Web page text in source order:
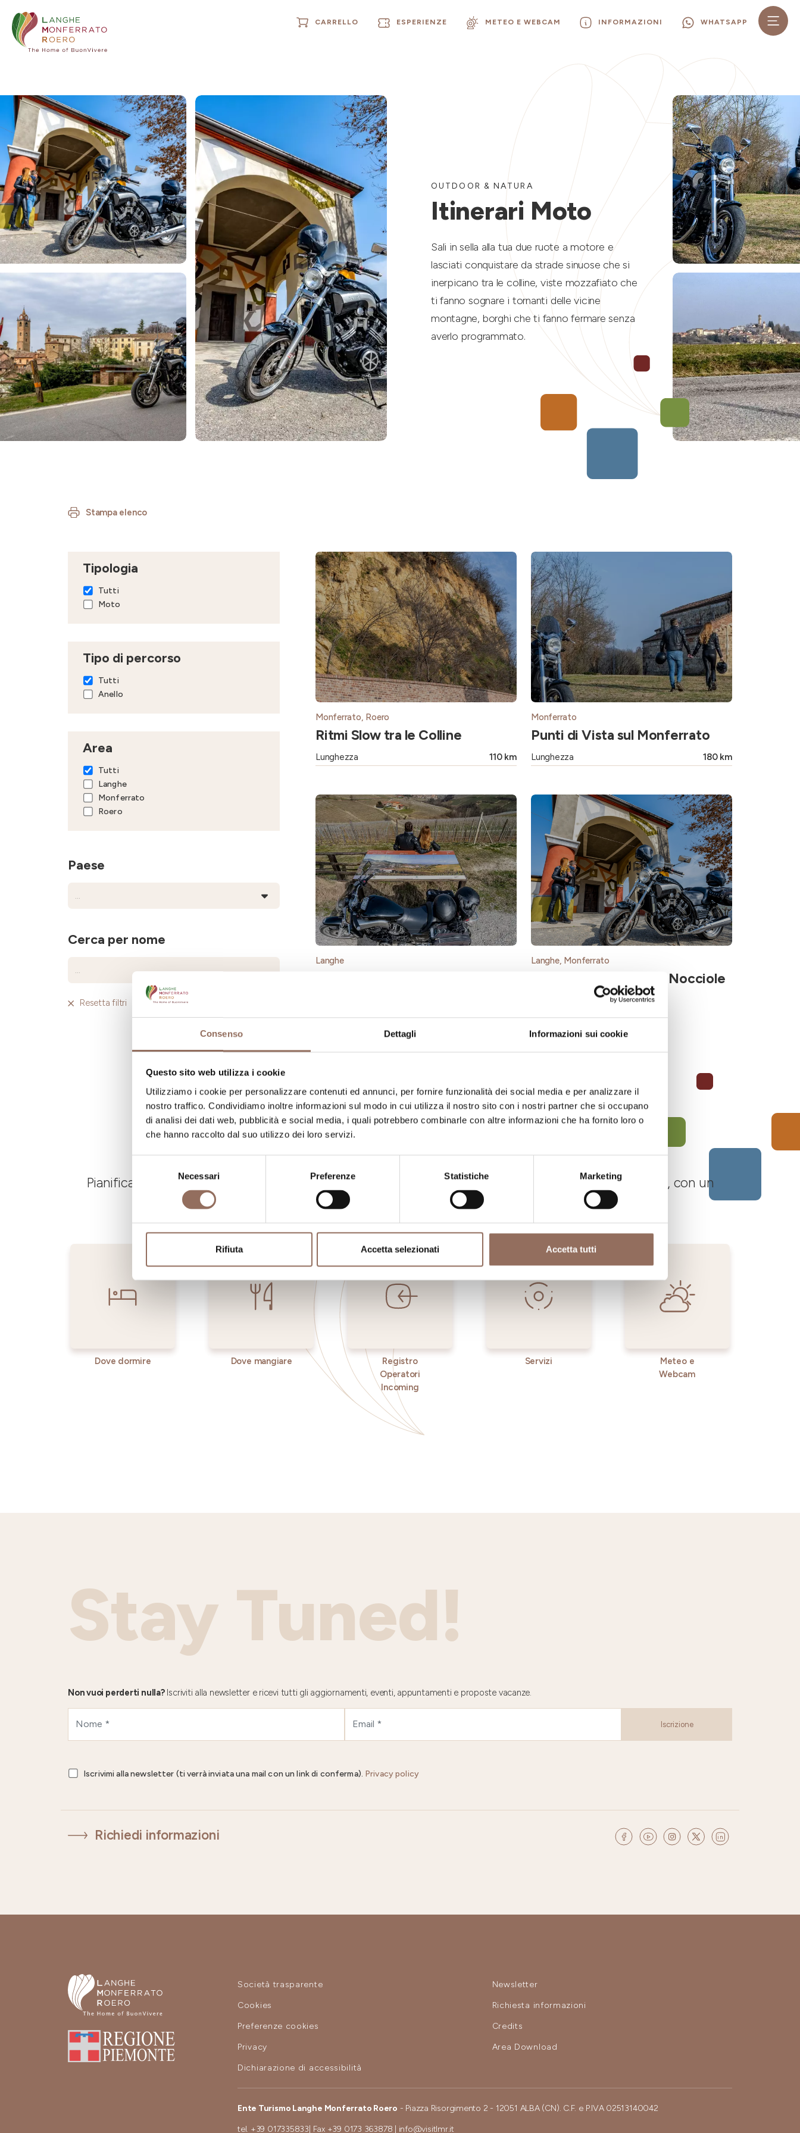
Consenso Dettagli Informazioni sui cookie
Questo sito web utilizza i cookie
Utilizziamo i cookie per personalizzare contenuti ed annunci, per fornire funzionalità dei social media e per analizzare il
nostro traffico. Condividiamo inoltre informazioni sul modo in cui utilizza il nostro sito con i nostri partner che si occupano
di analisi dei dati web, pubblicità e social media, i quali potrebbero combinarle con altre informazioni che ha fornito loro o
che hanno raccolto dal suo utilizzo dei loro servizi.
consenso
Necessari Preferenze Statistiche Marketing
Rifiuta Accetta selezionati Accetta tutti
CARRELLO ESPERIENZE METEO E WEBCAM INFORMAZIONI WHATSAPP
OUTDOOR & NATURA
Itinerari Moto
Sali in sella alla tua due ruote a motore e
lasciati conquistare da strade sinuose che si
inerpicano tra le colline, viste mozzafiato che
ti fanno sognare i tornanti delle vicine
montagne, borghi che ti fanno fermare senza
averlo programmato.
Stampa elenco
Tipologia
Tutti
Moto
Tipo di percorso
Tutti
Anello
Area
Tutti
Langhe
Monferrato
Roero
Paese
Cerca per nome
Resetta filtri
Monferrato, Roero
Ritmi Slow tra le Colline
Lunghezza 110 km
Monferrato
Punti di Vista sul Monferrato
Lunghezza 180 km
Langhe Langhe, Monferrato
Un Racconto Divino e Nocciole
La tua vacanza
Pianifica dove dormire, dove mangiare, cosa fare e visitare in ogni angolo di Langhe Monferrato Roero, con un
occhio al meteo in tempo reale
Dove dormire Dove mangiare
Registro
Operatori
Incoming
Servizi
Meteo e
Webcam
Stay Tuned!
Non vuoi perderti nulla?Iscriviti alla newsletter e ricevi tutti gli aggiornamenti, eventi, appuntamenti e proposte vacanze.
Iscrizione
Iscrivimi alla newsletter (ti verrà inviata una mail con un link di conferma). Privacy policy
Richiedi informazioni
Società trasparente
Cookies
Preferenze cookies
Privacy
Dichiarazione di accessibilità
Newsletter
Richiesta informazioni
Credits
Area Download
Ente Turismo Langhe Monferrato Roero - Piazza Risorgimento 2 - 12051 ALBA (CN). C.F. e P.IVA 02513140042
tel. +39 017335833 | Fax +39 0173 363878 info@visitlmr.it